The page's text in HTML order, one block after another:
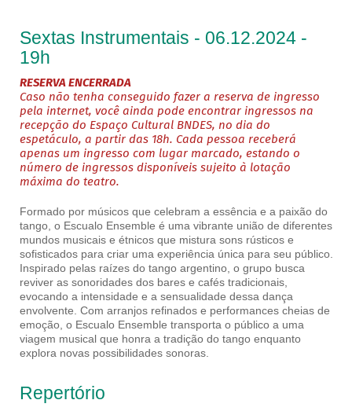
Sextas Instrumentais - 06.12.2024 -
19h
RESERVA ENCERRADA
Caso não tenha conseguido fazer a reserva de ingresso
pela internet, você ainda pode encontrar ingressos na
recepção do Espaço Cultural BNDES, no dia do
espetáculo, a partir das 18h. Cada pessoa receberá
apenas um ingresso com lugar marcado, estando o
número de ingressos disponíveis sujeito à lotação
máxima do teatro.
Formado por músicos que celebram a essência e a paixão do
tango, o Escualo Ensemble é uma vibrante união de diferentes
mundos musicais e étnicos que mistura sons rústicos e
sofisticados para criar uma experiência única para seu público.
Inspirado pelas raízes do tango argentino, o grupo busca
reviver as sonoridades dos bares e cafés tradicionais,
evocando a intensidade e a sensualidade dessa dança
envolvente. Com arranjos refinados e performances cheias de
emoção, o Escualo Ensemble transporta o público a uma
viagem musical que honra a tradição do tango enquanto
explora novas possibilidades sonoras.
Repertório